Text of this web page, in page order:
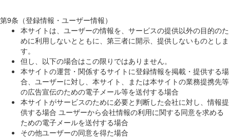
第9条（登録情報・ユーザー情報）
本サイトは、ユーザーの情報を、サービスの提供以外の目的のた
めに利用しないとともに、第三者に開示、提供しないものとしま
す。
但し、以下の場合はこの限りではありません。
本サイトの運営・関係するサイトに登録情報を掲載・提供する場
合、ユーザーに対し、本サイト、または本サイトの業務提携先等
の広告宣伝のための電子メール等を送付する場合
本サイトがサービスのために必要と判断した会社に対し、情報提
供する場合 ユーザーから会社情報の利用に関する同意を求める
ための電子メールを送付する場合
その他ユーザーの同意を得た場合